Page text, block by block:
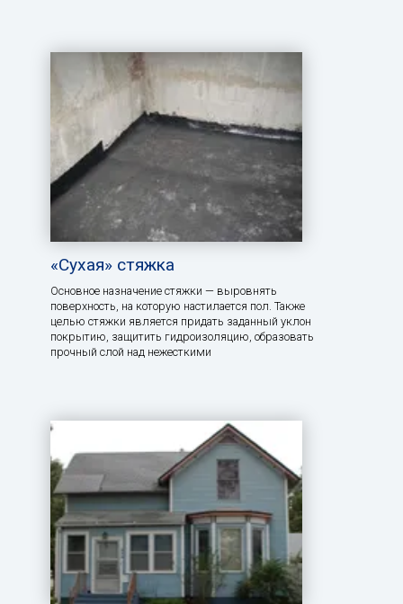
«Сухая» стяжка
Основное назначение стяжки — выровнять
поверхность, на которую настилается пол. Также
целью стяжки является придать заданный уклон
покрытию, защитить гидроизоляцию, образовать
прочный слой над нежесткими